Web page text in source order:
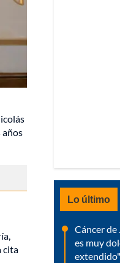
años
cita
Lo último
Cáncer de
es muy
extendido"